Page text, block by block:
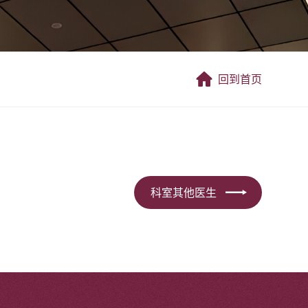
回到首页
科室其他医生